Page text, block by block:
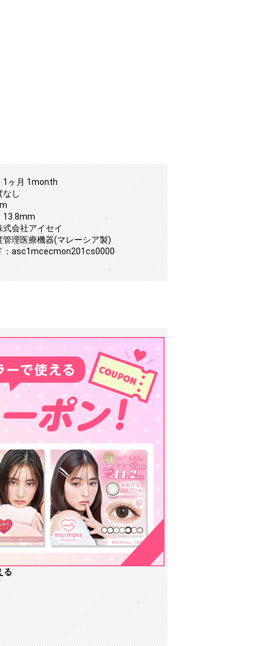
1ヶ月 1month
なし
13.8mm
式会社アイセイ
管理医療機器(マレーシア製)
：asc1mcecmon201cs0000
る